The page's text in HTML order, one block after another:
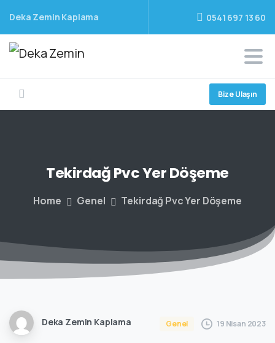
Deka Zemin Kaplama 0541 697 13 60
Bize Ulaşın
TekirdağPvcYerDöşeme
Home Genel Tekirdağ Pvc Yer Döşeme
Deka Zemin Kaplama Genel 19 Nisan 2023